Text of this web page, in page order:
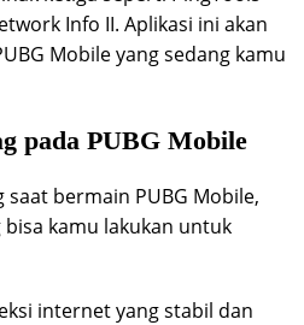
Info II. Aplikasi ini akan
Mobile yang sedang kamu
pada PUBG Mobile
saat bermain PUBG Mobile,
kamu lakukan untuk
internet yang stabil dan